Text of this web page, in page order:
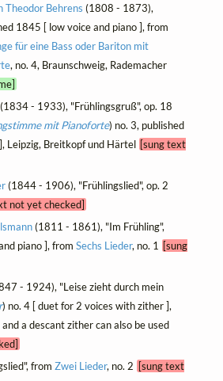
Theodor Behrens (1808 - 1873),
1845 [ low voice and piano ], from
für eine Bass oder Bariton mit
, no. 4, Braunschweig, Rademacher
(1834 - 1933), "Frühlingsgruß", op. 18
mit Pianoforte) no. 3, published
Leipzig, Breitkopf und Härtel [sung text
(1844 - 1906), "Frühlingslied", op. 2
not yet checked]
(1811 - 1861), "Im Frühling",
piano ], from Sechs Lieder, no. 1
[sung
- 1924), "Leise zieht durch mein
) no. 4 [ duet for 2 voices with zither ],
a descant zither can also be used
fromZwei Lieder, no. 2 [sung text